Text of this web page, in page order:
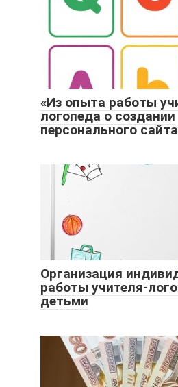
«Из опыта работы
логопеда о создании
персонального
Организация
работы учителя-
детьми